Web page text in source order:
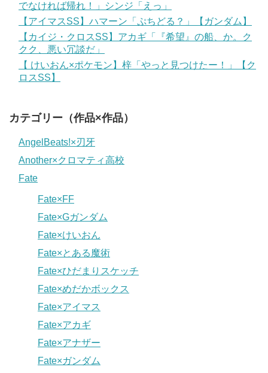
でなければ帰れ！」シンジ「えっ」
【アイマスSS】ハマーン「ぷちどる？」【ガンダム】
【カイジ・クロスSS】アカギ「『希望』の船、か。ク
クク、悪い冗談だ」
【 けいおん×ポケモン】梓「やっと見つけたー！」【ク
ロスSS】
カテゴリー（作品×作品）
AngelBeats!×刃牙
Another×クロマティ高校
Fate
Fate×FF
Fate×Gガンダム
Fate×けいおん
Fate×とある魔術
Fate×ひだまりスケッチ
Fate×めだかボックス
Fate×アイマス
Fate×アカギ
Fate×アナザー
Fate×ガンダム